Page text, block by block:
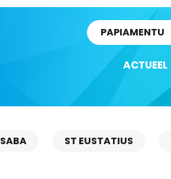
PAPIAMENTU
ACTUEEL
SABA ST EUSTATIUS